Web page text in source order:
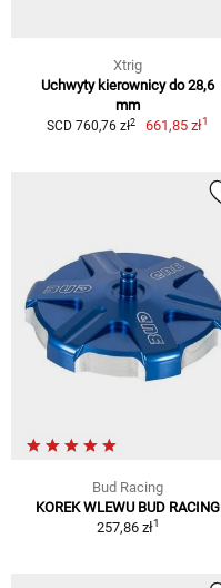
Xtrig
Uchwyty kierownicy do 28,6
mm
SCD 760,76 zł2 661,85 zł1
Bud Racing
KOREK WLEWU BUD RACING
257,86 zł1